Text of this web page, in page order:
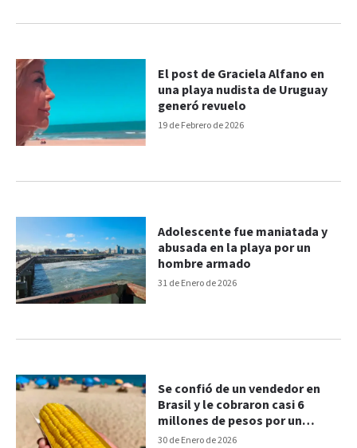
19 de Febrero de 2026
El post de Graciela Alfano en
una playa nudista de Uruguay
generó revuelo
31 de Enero de 2026
Adolescente fue maniatada y
abusada en la playa por un
hombre armado
30 de Enero de 2026
Se confió de un vendedor en
Brasil y le cobraron casi 6
millones de pesos por un
choclo